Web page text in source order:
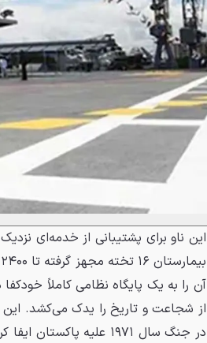
آن را به یک پایگاه نظامی کاملاً
از شجاعت و تاریخ را یدک می‌کشد. این
در جنگ سال ۱۹۷۱ علیه